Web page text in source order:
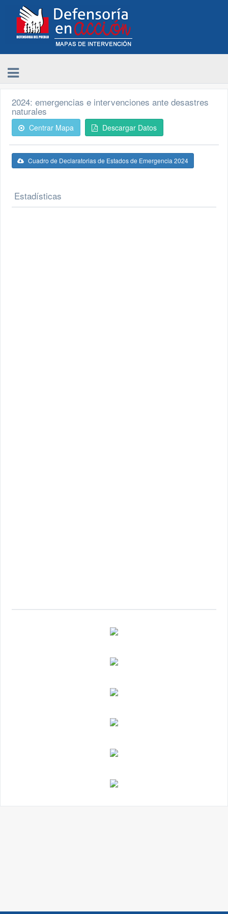
2024: emergencias e intervenciones ante desastres
naturales
Centrar Mapa Descargar Datos
Cuadro de Declaratorias de Estados de Emergencia 2024
Estadísticas